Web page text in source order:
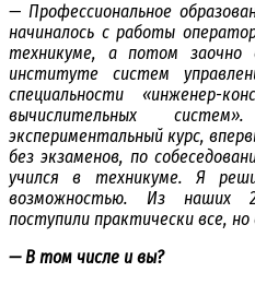
— Профессиональное
начиналось с работы
техникуме, а потом заочно
институте систем
специальности «инженер-
вычислительных
экспериментальный курс,
без экзаменов, по
учился в техникуме. Я
возможностью. Из наших
поступили практически все,
— В том числе и вы?